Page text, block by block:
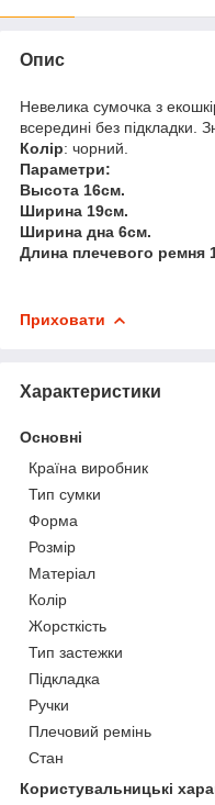
Опис
Невелика сумочка з
всередині без підкладки.
Колір: чорний.
Параметри:
Высота 16см.
Ширина 19см.
Ширина дна 6см.
Длина плечевого ремня
Приховати
Характеристики
Основні
Країна виробник
Тип сумки
Форма
Розмір
Матеріал
Колір
Жорсткість
Тип застежки
Підкладка
Ручки
Плечовий ремінь
Стан
Користувальницькі